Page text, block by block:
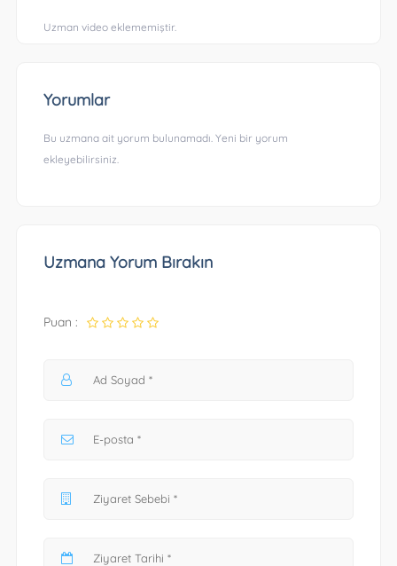
Uzman video eklememiştir.
Yorumlar
Bu uzmana ait yorum bulunamadı. Yeni bir yorum
ekleyebilirsiniz.
Uzmana Yorum Bırakın
Puan :